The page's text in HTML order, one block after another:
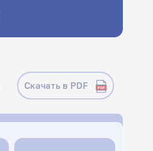
Скачать в PDF